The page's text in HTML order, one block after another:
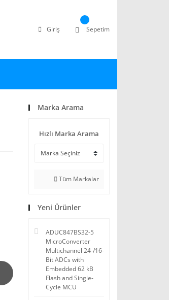
Giriş Sepetim
Marka Arama
Hızlı Marka Arama
Tüm Markalar
Yeni Ürünler
ADUC847BS32-5
MicroConverter
Multichannel 24-/16-
Bit ADCs with
Embedded 62 kB
Flash and Single-
Cycle MCU